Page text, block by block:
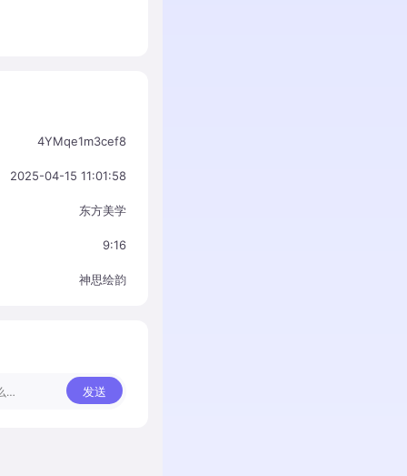
4YMqe1m3cef8
2025-04-15 11:01:58
东方美学
9:16
神思绘韵
发送